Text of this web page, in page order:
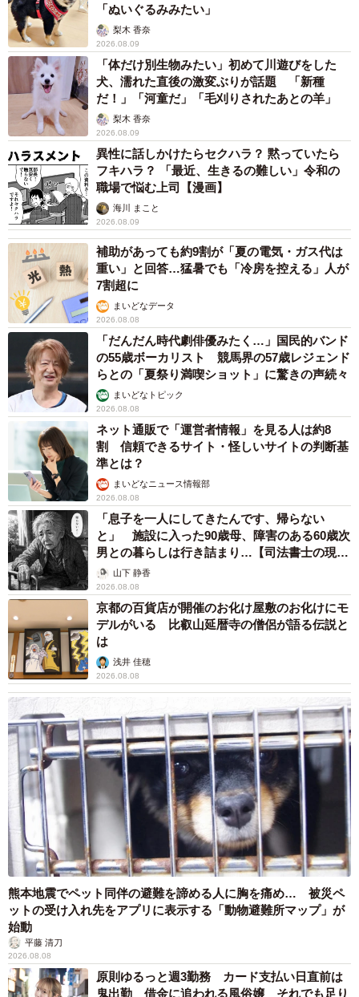
「ぬいぐるみみたい」
梨木 香奈
2026.08.09
「体だけ別生物みたい」初めて川遊びをした
犬、濡れた直後の激変ぶりが話題 「新種
だ！」「河童だ」「毛刈りされたあとの羊」
梨木 香奈
2026.08.09
異性に話しかけたらセクハラ？ 黙っていたら
フキハラ？ 「最近、生きるの難しい」令和の
職場で悩む上司【漫画】
海川 まこと
2026.08.09
補助があっても約9割が「夏の電気・ガス代は
重い」と回答…猛暑でも「冷房を控える」人が
7割超に
まいどなデータ
2026.08.08
「だんだん時代劇俳優みたく…」国民的バンド
の55歳ボーカリスト 競馬界の57歳レジェンド
らとの「夏祭り満喫ショット」に驚きの声続々
まいどなトピック
2026.08.08
ネット通販で「運営者情報」を見る人は約8
割 信頼できるサイト・怪しいサイトの判断基
準とは？
まいどなニュース情報部
2026.08.08
「息子を一人にしてきたんです、帰らない
と」 施設に入った90歳母、障害のある60歳次
男との暮らしは行き詰まり…【司法書士の現場
から】山下 静香
2026.08.08
京都の百貨店が開催のお化け屋敷のお化けにモ
デルがいる 比叡山延暦寺の僧侶が語る伝説と
は
浅井 佳穂
2026.08.08
熊本地震でペット同伴の避難を諦める人に胸を痛め… 被災ペ
ットの受け入れ先をアプリに表示する「動物避難所マップ」が
始動
平藤 清刀
2026.08.08
原則ゆるっと週3勤務 カード支払い日直前は
鬼出勤 借金に追われる風俗嬢 それでも足り